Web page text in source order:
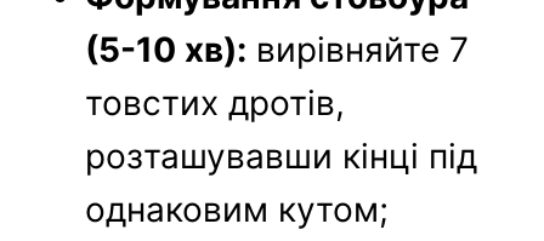
(5-10 хв): вирівняйте 7
товстих дротів,
розташувавши кінці під
однаковим кутом;